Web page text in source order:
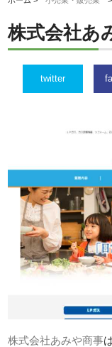
株式会社あ
twitter
株式会社あみや商事